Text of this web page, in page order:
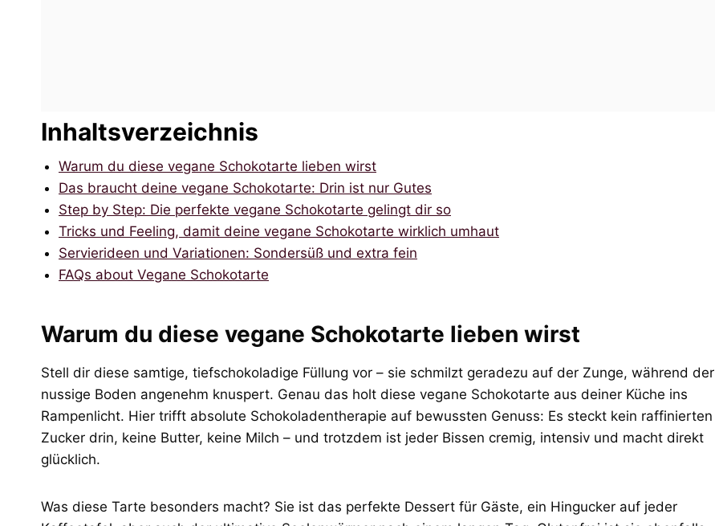
Inhaltsverzeichnis
Warum du diese vegane Schokotarte lieben wirst
Das braucht deine vegane Schokotarte: Drin ist nur Gutes
Step by Step: Die perfekte vegane Schokotarte gelingt dir so
Tricks und Feeling, damit deine vegane Schokotarte wirklich umhaut
Servierideen und Variationen: Sondersüß und extra fein
FAQs about Vegane Schokotarte
Warum du diese vegane Schokotarte lieben wirst
Stell dir diese samtige, tiefschokoladige Füllung vor – sie schmilzt geradezu auf der Zunge, während der
nussige Boden angenehm knuspert. Genau das holt diese vegane Schokotarte aus deiner Küche ins
Rampenlicht. Hier trifft absolute Schokoladentherapie auf bewussten Genuss: Es steckt kein raffinierten
Zucker drin, keine Butter, keine Milch – und trotzdem ist jeder Bissen cremig, intensiv und macht direkt
glücklich.
Was diese Tarte besonders macht? Sie ist das perfekte Dessert für Gäste, ein Hingucker auf jeder